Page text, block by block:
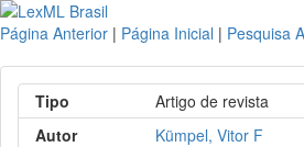
Página Anterior | Página Inicial | Pesquisa
Tipo
Artigo de revista
Autor
Kümpel, Vitor F